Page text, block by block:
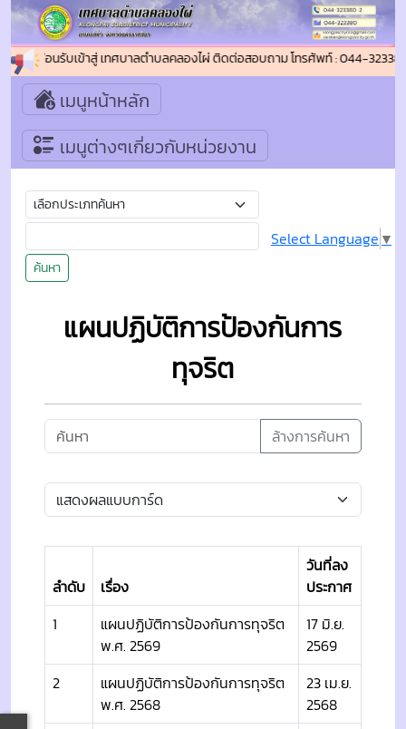
ยินดีต้อนรับเข้าสู่ เทศบาลตำบลคลองไผ่ ติดต่อสอบถาม โทรศัพท์ : 044-
เมนูหน้าหลัก
เมนูต่างๆเกี่ยวกับหน่วยงาน
ค้นหา
Select Language ▼
แผนปฏิบัติการป้องกันการ
ทุจริต
ล้างการค้นหา
ลำดับ เรื่อง
วันที่ลง
ประกาศ
1
แผนปฏิบัติการป้องกันการทุจริต
พ.ศ. 2569
17 มิ.ย.
2569
2
แผนปฏิบัติการป้องกันการทุจริต
พ.ศ. 2568
23 เม.ย.
2568